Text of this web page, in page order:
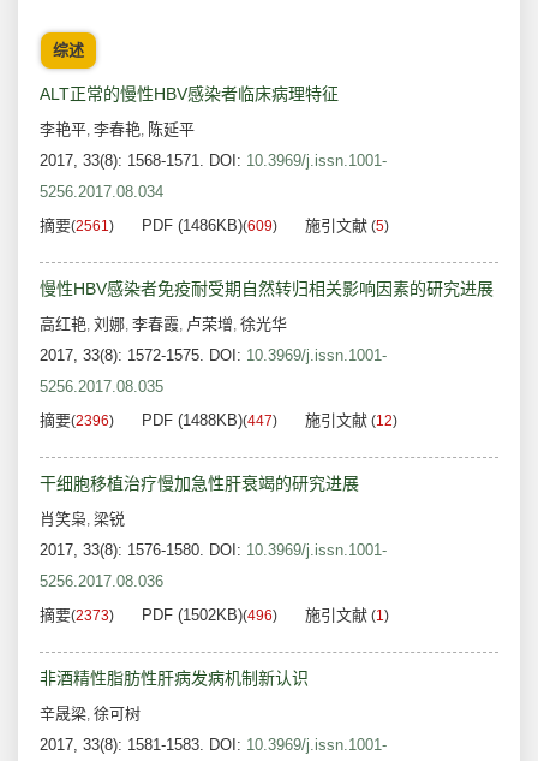
综述
ALT正常的慢性HBV感染者临床病理特征
李艳平, 李春艳, 陈延平
2017, 33(8): 1568-1571. DOI: 10.3969/j.issn.1001-
5256.2017.08.034
摘要(2561) PDF (1486KB)(609) 施引文献 (5)
慢性HBV感染者免疫耐受期自然转归相关影响因素的研究进展
高红艳, 刘娜, 李春霞, 卢荣增, 徐光华
2017, 33(8): 1572-1575. DOI: 10.3969/j.issn.1001-
5256.2017.08.035
摘要(2396) PDF (1488KB)(447) 施引文献 (12)
干细胞移植治疗慢加急性肝衰竭的研究进展
肖笑枭, 梁锐
2017, 33(8): 1576-1580. DOI: 10.3969/j.issn.1001-
5256.2017.08.036
摘要(2373) PDF (1502KB)(496) 施引文献 (1)
非酒精性脂肪性肝病发病机制新认识
辛晟梁, 徐可树
2017, 33(8): 1581-1583. DOI: 10.3969/j.issn.1001-